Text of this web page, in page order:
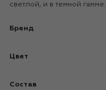
светлой, и в темной гамме.
Бренд
Цвет
Состав